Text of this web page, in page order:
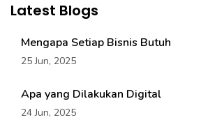
Latest Blogs
Mengapa Setiap Bisnis Butuh
25 Jun, 2025
Apa yang Dilakukan Digital
24 Jun, 2025